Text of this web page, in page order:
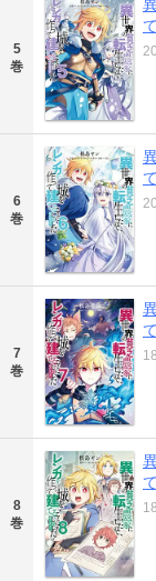
5
巻
6
巻
7
巻
8
巻